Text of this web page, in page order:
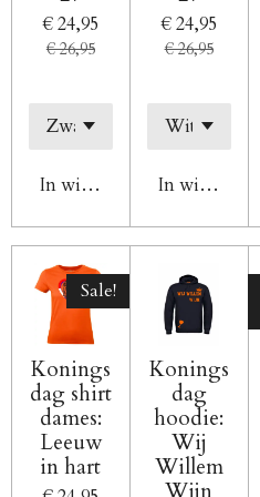
€ 24,95
€ 26,95
In winkelwagen
€ 24,95
€ 26,95
In
Sale!
Konings
dag shirt
dames:
Leeuw
in hart
Konings
dag
hoodie:
Wij
Willem